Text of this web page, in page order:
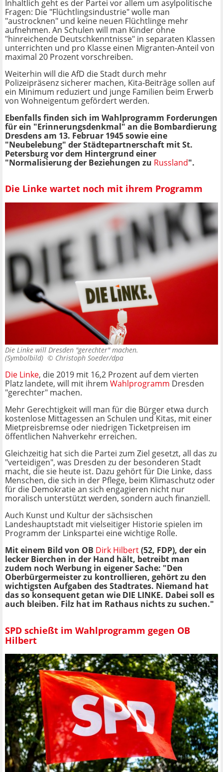
Inhaltlich geht es der Partei vor allem um asylpolitische
Fragen: Die "Flüchtlingsindustrie" wolle man
"austrocknen" und keine neuen Flüchtlinge mehr
aufnehmen. An Schulen will man Kinder ohne
"hinreichende Deutschkenntnisse" in separaten Klassen
unterrichten und pro Klasse einen Migranten-Anteil von
maximal 20 Prozent vorschreiben.
Weiterhin will die AfD die Stadt durch mehr
Polizeipräsenz sicherer machen, Kita-Beiträge sollen auf
ein Minimum reduziert und junge Familien beim Erwerb
von Wohneigentum gefördert werden.
Ebenfalls finden sich im Wahlprogramm Forderungen
für ein "Erinnerungsdenkmal" an die Bombardierung
Dresdens am 13. Februar 1945 sowie eine
"Neubelebung" der Städtepartnerschaft mit St.
Petersburg vor dem Hintergrund einer
"Normalisierung der Beziehungen zu Russland".
Die Linke wartet noch mit ihrem Programm
Die Linke will Dresden "gerechter" machen.
(Symbolbild) © Christoph Soeder/dpa
Die Linke, die 2019 mit 16,2 Prozent auf dem vierten
Platz landete, will mit ihrem Wahlprogramm Dresden
"gerechter" machen.
Mehr Gerechtigkeit will man für die Bürger etwa durch
kostenlose Mittagessen an Schulen und Kitas, mit einer
Mietpreisbremse oder niedrigen Ticketpreisen im
öffentlichen Nahverkehr erreichen.
Gleichzeitig hat sich die Partei zum Ziel gesetzt, all das zu
"verteidigen", was Dresden zu der besonderen Stadt
macht, die sie heute ist. Dazu gehört für Die Linke, dass
Menschen, die sich in der Pflege, beim Klimaschutz oder
für die Demokratie an sich engagieren nicht nur
moralisch unterstützt werden, sondern auch finanziell.
Auch Kunst und Kultur der sächsischen
Landeshauptstadt mit vielseitiger Historie spielen im
Programm der Linkspartei eine wichtige Rolle.
Mit einem Bild von OB Dirk Hilbert(52, FDP), der ein
lecker Bierchen in der Hand hält, betreibt man
zudem noch Werbung in eigener Sache: "Den
Oberbürgermeister zu kontrollieren, gehört zu den
wichtigsten Aufgaben des Stadtrates. Niemand hat
das so konsequent getan wie DIE LINKE. Dabei soll es
auch bleiben. Filz hat im Rathaus nichts zu suchen."
SPD schießt im Wahlprogramm gegen OB
Hilbert